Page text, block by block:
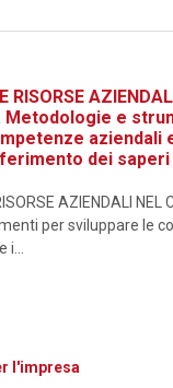
RISORSE
Metodologie e
aziendali
dei saperi
AZIENDALI NEL
per sviluppare le
l'impresa